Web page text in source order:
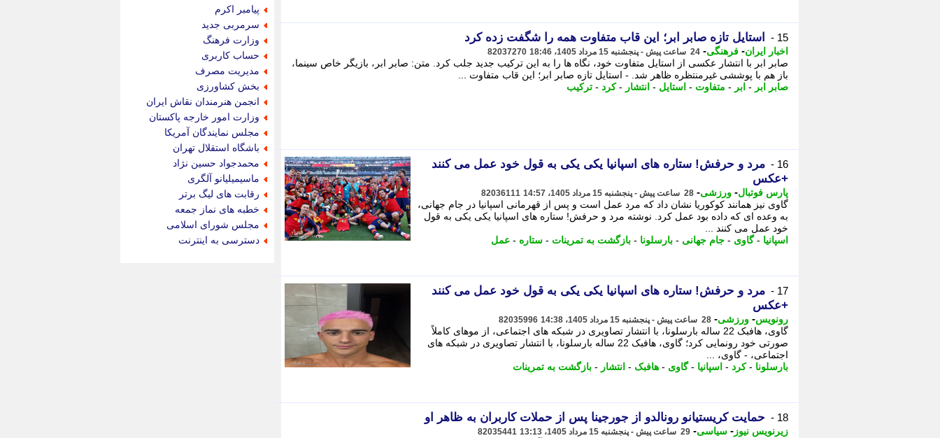
15 - استایل تازه صابر ابر؛ این قاب متفاوت همه را شگفت زده کرد
اخبار ایران- فرهنگی- 24 ساعت پیش - پنجشنبه 15 مرداد 1405، 18:46 82037270
صابر ابر با انتشار عکسی از استایل متفاوت خود، نگاه ها را به این ترکیب جدید جلب کرد. متن: صابر ابر، بازیگر خاص سینما،
باز هم با پوششی غیرمنتظره ظاهر شد. - استایل تازه صابر ابر؛ این قاب متفاوت ...
صابر ابر - ابر - متفاوت - استایل - انتشار -کرد - ترکیب
16 -
مرد و حرفش! ستاره های اسپانیا یکی یکی به قول خود عمل می کنند
+عکس
پارس فوتبال- ورزشی- 28 ساعت پیش - پنجشنبه 15 مرداد 1405، 14:57 82036111
گاوی نیز همانند کوکوریا نشان داد که مرد عمل است و پس از قهرمانی اسپانیا در جام جهانی،
به وعده ای که داده بود عمل کرد. نوشته مرد و حرفش! ستاره های اسپانیا یکی یکی به قول
خود عمل می کنند ...
اسپانیا -گاوی - جام جهانی - بارسلونا - بازگشت به تمرینات - ستاره - عمل
17 -
مرد و حرفش! ستاره های اسپانیا یکی یکی به قول خود عمل می کنند
+عکس
رونویس- ورزشی- 28 ساعت پیش - پنجشنبه 15 مرداد 1405، 14:38 82035996
گاوی، هافبک 22 ساله بارسلونا، با انتشار تصاویری در شبکه های اجتماعی، از موهای کاملاً
صورتی خود رونمایی کرد؛ گاوی، هافبک 22 ساله بارسلونا، با انتشار تصاویری در شبکه های
اجتماعی، - گاوی، ...
بارسلونا -کرد - اسپانیا -گاوی - هافبک - انتشار - بازگشت به تمرینات
18 - حمایت کریستیانو رونالدو از جورجینا پس از حملات کاربران به ظاهر او
زیرنویس نیوز - سیاسی- 29 ساعت پیش - پنجشنبه 15 مرداد 1405، 13:13 82035441
پیامبر اکرم
سرمربی جدید
وزارت فرهنگ
حساب کاربری
مدیریت مصرف
بخش کشاورزی
انجمن هنرمندان نقاش ایران
وزارت امور خارجه پاکستان
مجلس نمایندگان آمریکا
باشگاه استقلال تهران
محمدجواد حسین نژاد
ماسیمیلیانو آلگری
رقابت های لیگ برتر
خطبه های نماز جمعه
مجلس شورای اسلامی
دسترسی به اینترنت